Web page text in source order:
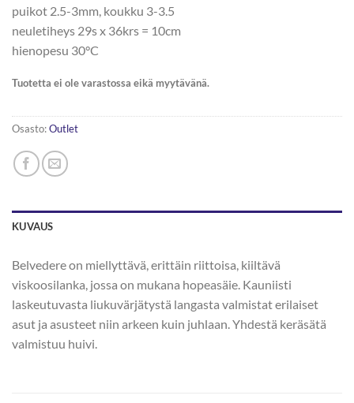
puikot 2.5-3mm, koukku 3-3.5
neuletiheys 29s x 36krs = 10cm
hienopesu 30°C
Tuotetta ei ole varastossa eikä myytävänä.
Osasto:Outlet
KUVAUS
Belvedere on miellyttävä, erittäin riittoisa, kiiltävä
viskoosilanka, jossa on mukana hopeasäie. Kauniisti
laskeutuvasta liukuvärjätystä langasta valmistat erilaiset
asut ja asusteet niin arkeen kuin juhlaan. Yhdestä keräsätä
valmistuu huivi.